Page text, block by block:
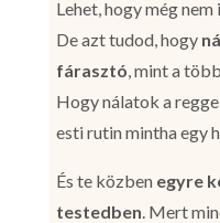
Lehet, hogy még
De azt tudod, hogy
fárasztó , mint a
Hogy nálatok a
esti rutin mintha egy
És te közben egyre
testedben . Mert